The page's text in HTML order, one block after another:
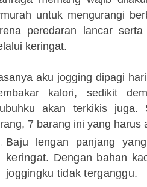
untuk mengurangi
peredaran lancar
keringat.
aku jogging dipagi
kalori, sedikit
akan terkikis juga.
7 barang ini yang harus
Baju lengan panjang
keringat. Dengan bahan
joggingku tidak terganggu.